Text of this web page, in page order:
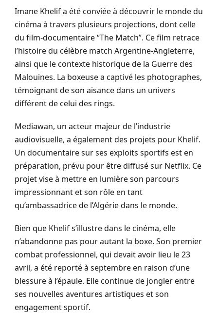
Imane Khelif a été conviée à découvrir le monde du
cinéma à travers plusieurs projections, dont celle
du film-documentaire “The Match”. Ce film retrace
l’histoire du célèbre match Argentine-Angleterre,
ainsi que le contexte historique de la Guerre des
Malouines. La boxeuse a captivé les photographes,
témoignant de son aisance dans un univers
différent de celui des rings.
Mediawan, un acteur majeur de l’industrie
audiovisuelle, a également des projets pour Khelif.
Un documentaire sur ses exploits sportifs est en
préparation, prévu pour être diffusé sur Netflix. Ce
projet vise à mettre en lumière son parcours
impressionnant et son rôle en tant
qu’ambassadrice de l’Algérie dans le monde.
Bien que Khelif s’illustre dans le cinéma, elle
n’abandonne pas pour autant la boxe. Son premier
combat professionnel, qui devait avoir lieu le 23
avril, a été reporté à septembre en raison d’une
blessure à l’épaule. Elle continue de jongler entre
ses nouvelles aventures artistiques et son
engagement sportif.